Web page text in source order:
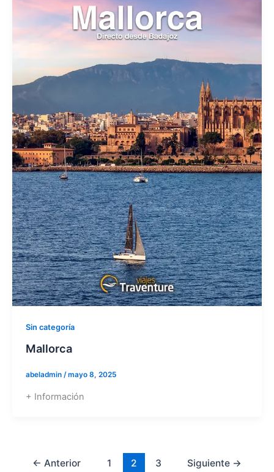
Sin categoría
Mallorca
abeladmin /mayo 8, 2025
+ Información
← Anterior 1 2 3 Siguiente →